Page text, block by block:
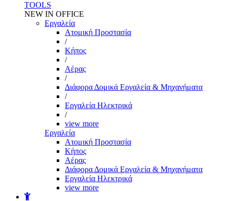
TOOLS
NEW IN OFFICE
Εργαλεία
Aτομική Προστασία
/
Kήπος
/
Αέρας
/
Διάφορα Δομικά Εργαλεία & Μηχανήματα
/
Εργαλεία Ηλεκτρικά
/
view more
Εργαλεία
Aτομική Προστασία
Kήπος
Αέρας
Διάφορα Δομικά Εργαλεία & Μηχανήματα
Εργαλεία Ηλεκτρικά
view more